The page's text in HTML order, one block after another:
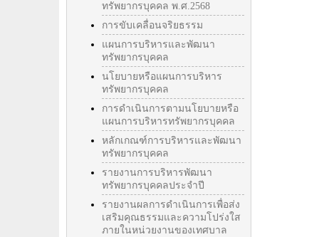
ทรัพยากรบุคคล พ.ศ.2568
การขับเคลื่อนจริยธรรม
แผนการบริหารและพัฒนา
ทรัพยากรบุคคล
นโยบายหรือแผนการบริหาร
ทรัพยากรบุคคล
การดำเนินการตามนโยบายหรือ
แผนการบริหารทรัพยากรบุคคล
หลักเกณฑ์การบริหารและพัฒนา
ทรัพยากรบุคคล
รายงานการบริหารพัฒนา
ทรัพยากรบุคคลประจำปี
รายงานผลการดำเนินการเพื่อส่ง
เสริมคุณธรรมและความโปร่งใส
ภายในหน่วยงานของเทศบาล